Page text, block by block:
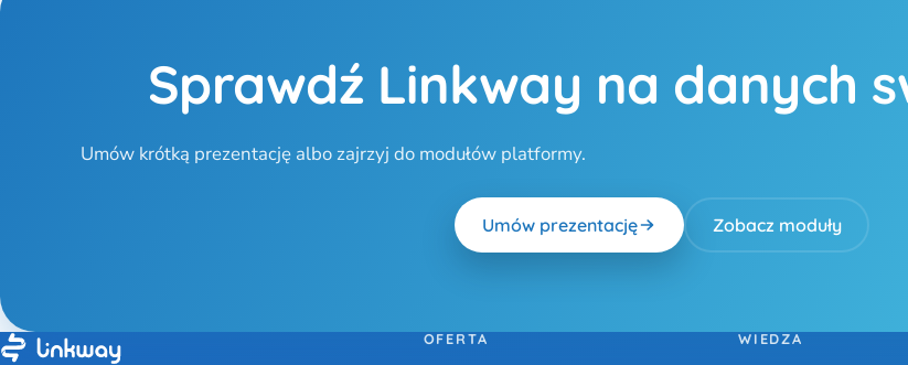
Sprawdź Linkway na danych
Umów krótką prezentację albo zajrzyj do modułów platformy.
Umów prezentację Zobacz moduły
OFERTA WIEDZA